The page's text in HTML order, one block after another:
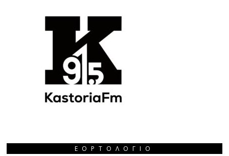
ΕΟΡΤΟΛΌΓΙΟ